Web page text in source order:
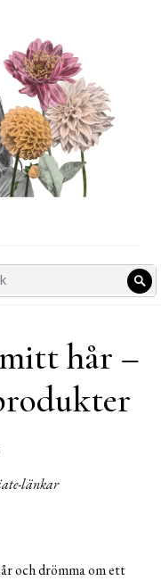
hår –
länkar
och drömma om ett